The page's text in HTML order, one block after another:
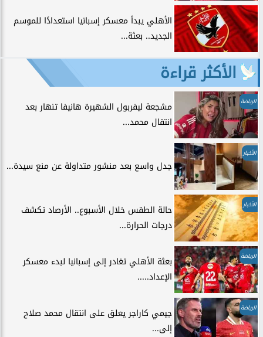
الأهلي يبدأ معسكر إسبانيا استعدادًا للموسم
الجديد.. بعثة...
الأكثر قراءة
الرياضة
مشجعة ليفربول الشهيرة هانيفا تنهار بعد
انتقال محمد...
الأخبار
جدل واسع بعد منشور متداولة عن منع سيدة...
الأخبار
حالة الطقس خلال الأسبوع.. الأرصاد تكشف
درجات الحرارة...
الرياضة
بعثة الأهلي تغادر إلى إسبانيا لبدء معسكر
الإعداد.....
الرياضة
جيمي كاراجر يعلق على انتقال محمد صلاح
إلى...